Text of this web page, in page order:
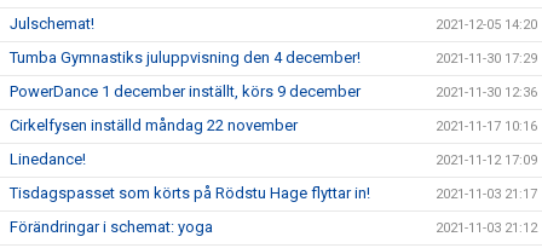
Julschemat! 2021-12-05 14:20
Tumba Gymnastiks juluppvisning den 4 december! 2021-11-30 17:29
PowerDance 1 december inställt, körs 9 december 2021-11-30 12:36
Cirkelfysen inställd måndag 22 november 2021-11-17 10:16
Linedance! 2021-11-12 17:09
Tisdagspasset som körts på Rödstu Hage flyttar in! 2021-11-03 21:17
Förändringar i schemat: yoga 2021-11-03 21:12